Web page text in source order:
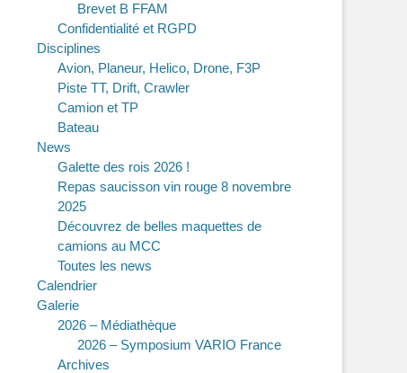
Brevet B FFAM
Confidentialité et RGPD
Disciplines
Avion, Planeur, Helico, Drone, F3P
Piste TT, Drift, Crawler
Camion et TP
Bateau
News
Galette des rois 2026 !
Repas saucisson vin rouge 8 novembre
2025
Découvrez de belles maquettes de
camions au MCC
Toutes les news
Calendrier
Galerie
2026 – Médiathèque
2026 – Symposium VARIO France
Archives